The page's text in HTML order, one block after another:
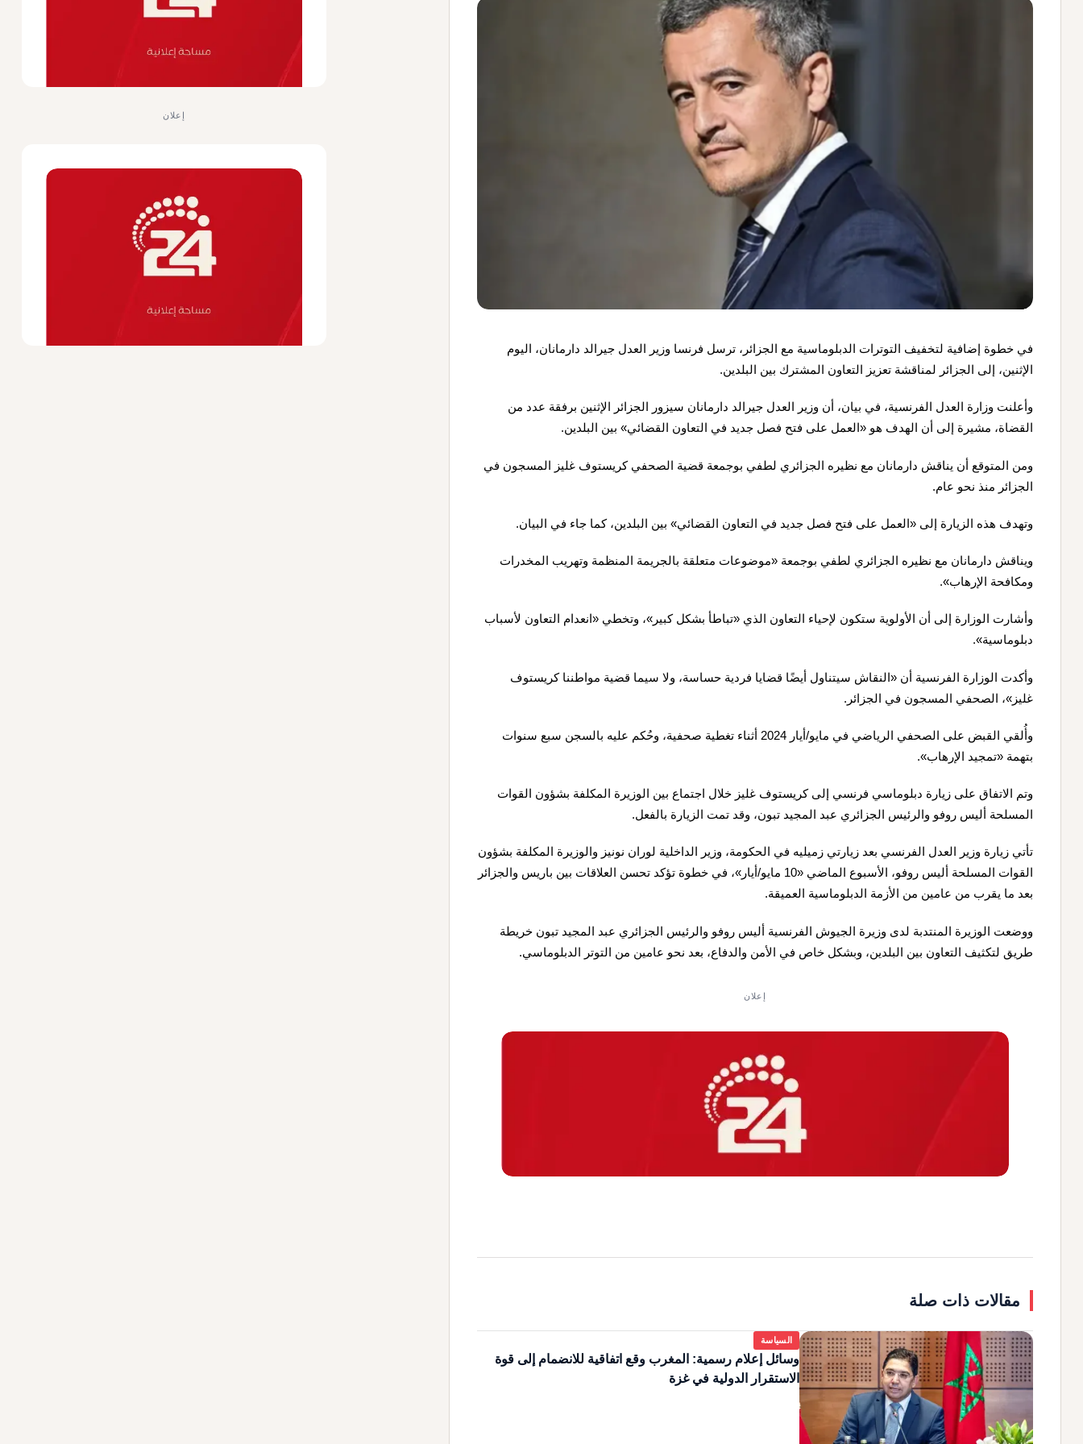
في خطوة إضافية لتخفيف التوترات الدبلوماسية مع الجزائر، ترسل فرنسا وزير العدل جيرالد دارمانان، اليوم
الإثنين، إلى الجزائر لمناقشة تعزيز التعاون المشترك بين البلدين.
وأعلنت وزارة العدل الفرنسية، في بيان، أن وزير العدل جيرالد دارمانان سيزور الجزائر الإثنين برفقة عدد من
القضاة، مشيرة إلى أن الهدف هو «العمل على فتح فصل جديد في التعاون القضائي» بين البلدين.
ومن المتوقع أن يناقش دارمانان مع نظيره الجزائري لطفي بوجمعة قضية الصحفي كريستوف غليز المسجون في
الجزائر منذ نحو عام.
وتهدف هذه الزيارة إلى «العمل على فتح فصل جديد في التعاون القضائي» بين البلدين، كما جاء في البيان.
ويناقش دارمانان مع نظيره الجزائري لطفي بوجمعة «موضوعات متعلقة بالجريمة المنظمة وتهريب المخدرات
ومكافحة الإرهاب».
وأشارت الوزارة إلى أن الأولوية ستكون لإحياء التعاون الذي «تباطأ بشكل كبير»، وتخطي «انعدام التعاون لأسباب
دبلوماسية».
وأكدت الوزارة الفرنسية أن «النقاش سيتناول أيضًا قضايا فردية حساسة، ولا سيما قضية مواطننا كريستوف
غليز»، الصحفي المسجون في الجزائر.
وأُلقي القبض على الصحفي الرياضي في مايو/أيار 2024 أثناء تغطية صحفية، وحُكم عليه بالسجن سبع سنوات
بتهمة «تمجيد الإرهاب».
وتم الاتفاق على زيارة دبلوماسي فرنسي إلى كريستوف غليز خلال اجتماع بين الوزيرة المكلفة بشؤون القوات
المسلحة أليس روفو والرئيس الجزائري عبد المجيد تبون، وقد تمت الزيارة بالفعل.
تأتي زيارة وزير العدل الفرنسي بعد زيارتي زميليه في الحكومة، وزير الداخلية لوران نونيز والوزيرة المكلفة بشؤون
القوات المسلحة أليس روفو، الأسبوع الماضي «10 مايو/أيار»، في خطوة تؤكد تحسن العلاقات بين باريس والجزائر
بعد ما يقرب من عامين من الأزمة الدبلوماسية العميقة.
ووضعت الوزيرة المنتدبة لدى وزيرة الجيوش الفرنسية أليس روفو والرئيس الجزائري عبد المجيد تبون خريطة
طريق لتكثيف التعاون بين البلدين، وبشكل خاص في الأمن والدفاع، بعد نحو عامين من التوتر الدبلوماسي.
إعلان
مقالات ذات صلة
السياسة
وسائل إعلام رسمية: المغرب وقع اتفاقية للانضمام إلى قوة
الاستقرار الدولية في غزة
إعلان